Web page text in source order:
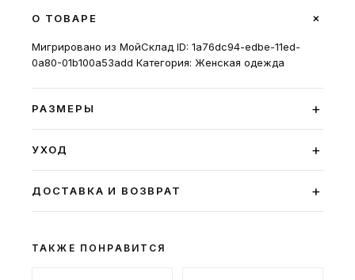
О ТОВАРЕ +
Мигрировано из МойСклад ID: 1a76dc94-edbe-11ed-
0a80-01b100a53add Категория: Женская одежда
РАЗМЕРЫ +
УХОД +
ДОСТАВКА И ВОЗВРАТ +
ТАКЖЕ ПОНРАВИТСЯ